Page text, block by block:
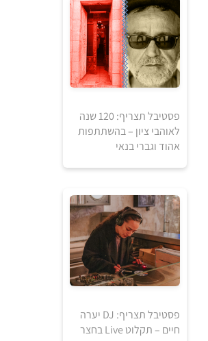
0
₪
למידע ולרכישה
0
₪
למידע ולרכישה
פסטיבל תצריף: 120 שנה
לאוהבי ציון – בהשתתפות
אהוד וגברי בנאי
פסטיבל תצריף: DJ יערה
חיים – תקלוט Live בחצר